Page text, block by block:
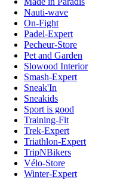
Nauti-wave
On-Fight
Padel-Expert
Pecheur-Store
Pet and Garden
Slowood Interior
Smash-Expert
Sneak'In
Sneakids
Sport is good
Training-Fit
Trek-Expert
Triathlon-Expert
TripNBikers
Vélo-Store
Winter-Expert